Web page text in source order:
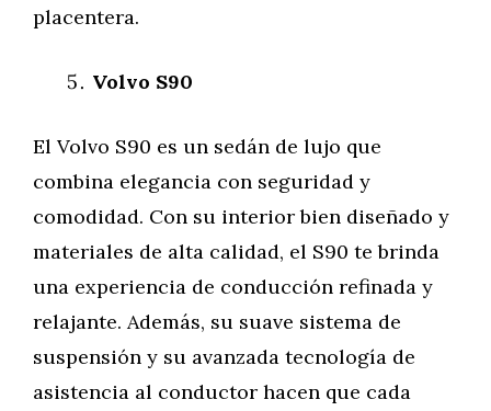
placentera.
Volvo S90
El Volvo S90 es un sedán de lujo que
combina elegancia con seguridad y
comodidad. Con su interior bien diseñado y
materiales de alta calidad, el S90 te brinda
una experiencia de conducción refinada y
relajante. Además, su suave sistema de
suspensión y su avanzada tecnología de
asistencia al conductor hacen que cada